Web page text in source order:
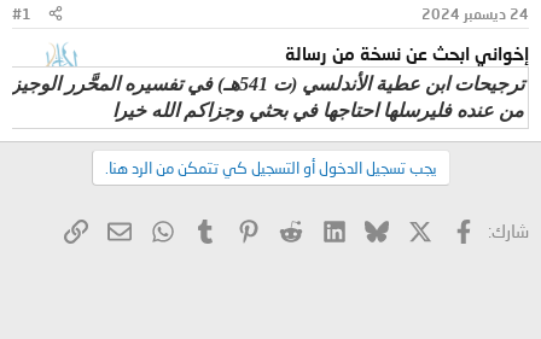
و
و
ع
ب
ء
24 ديسمبر 2024 #1
إخواني ابحث عن نسخة من رسالة
ترجيحات ابن عطية الأندلسي (ت 541هـ) في تفسيره المحَّرر الوجيز سورة (الزمر – غافر – فصِّلت) "عرضاً ودراسة​
من عنده فليرسلها احتاجها في بحثي وجزاكم الله خيرا
يجب تسجيل الدخول أو التسجيل كي تتمكن من الرد هنا.
شارك: فيسبوك Bluesky
LinkedIn
Reddit
Pinterest
Tumblr
WhatsApp
البريد